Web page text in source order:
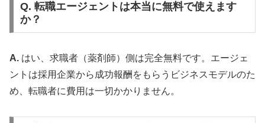
Q. 転職エージェントは本当に無料で使えます
か？
A. はい、求職者（薬剤師）側は完全無料です。エージェ
ントは採用企業から成功報酬をもらうビジネスモデルのた
め、転職者に費用は一切かかりません。